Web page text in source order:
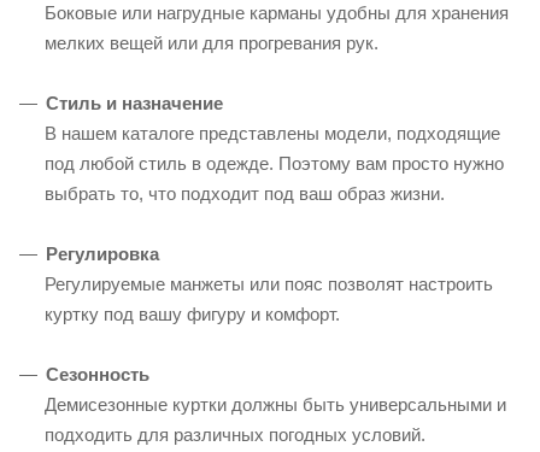
Боковые или нагрудные карманы удобны для хранения
мелких вещей или для прогревания рук.
Стиль и назначение
В нашем каталоге представлены модели, подходящие
под любой стиль в одежде. Поэтому вам просто нужно
выбрать то, что подходит под ваш образ жизни.
Регулировка
Регулируемые манжеты или пояс позволят настроить
куртку под вашу фигуру и комфорт.
Сезонность
Демисезонные куртки должны быть универсальными и
подходить для различных погодных условий.